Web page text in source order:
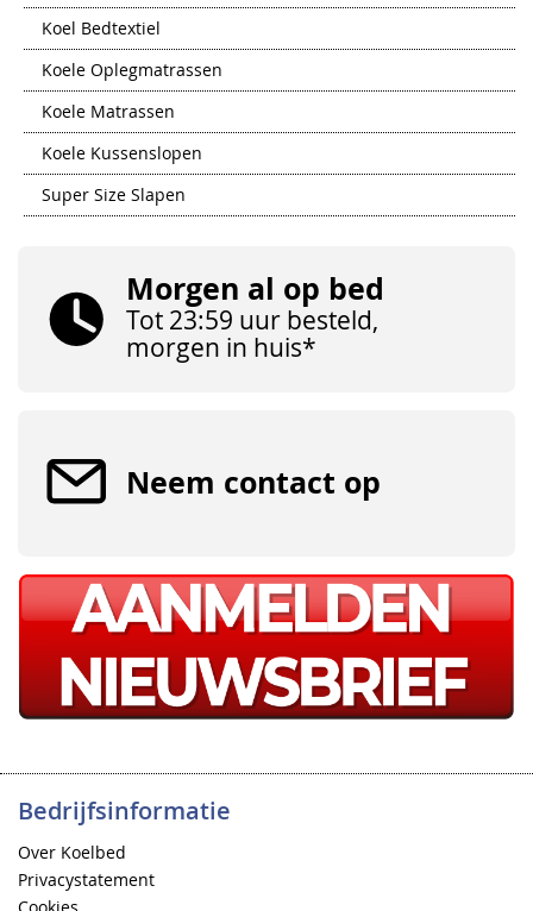
Koel Bedtextiel
Koele Oplegmatrassen
Koele Matrassen
Koele Kussenslopen
Super Size Slapen
Morgen al op bed
Tot 23:59 uur besteld,
morgen in huis*
Neem contact op
Bedrijfsinformatie
Over Koelbed
Privacystatement